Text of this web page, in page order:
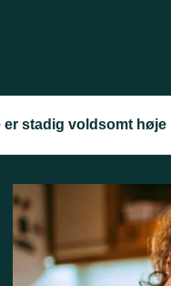
er stadig voldsomt høje